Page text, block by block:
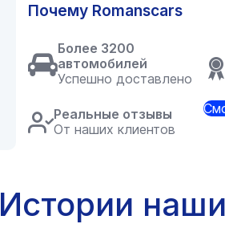
Почему Romanscars
Более 3200
автомобилей
Успешно доставлено
Реальные отзывы
От наших клиентов
Истории